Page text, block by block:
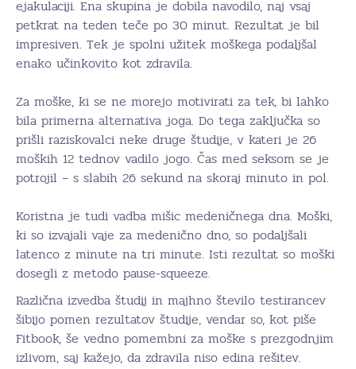
ejakulaciji. Ena skupina je dobila navodilo, naj vsaj
petkrat na teden teče po 30 minut. Rezultat je bil
impresiven. Tek je spolni užitek moškega podaljšal
enako učinkovito kot zdravila.
Za moške, ki se ne morejo motivirati za tek, bi lahko
bila primerna alternativa joga. Do tega zaključka so
prišli raziskovalci neke druge študije, v kateri je 26
moških 12 tednov vadilo jogo. Čas med seksom se je
potrojil – s slabih 26 sekund na skoraj minuto in pol.
Koristna je tudi vadba mišic medeničnega dna. Moški,
ki so izvajali vaje za medenično dno, so podaljšali
latenco z minute na tri minute. Isti rezultat so moški
dosegli z metodo pause-squeeze.
Različna izvedba študij in majhno število testirancev
šibijo pomen rezultatov študije, vendar so, kot piše
Fitbook, še vedno pomembni za moške s prezgodnjim
izlivom, saj kažejo, da zdravila niso edina rešitev.